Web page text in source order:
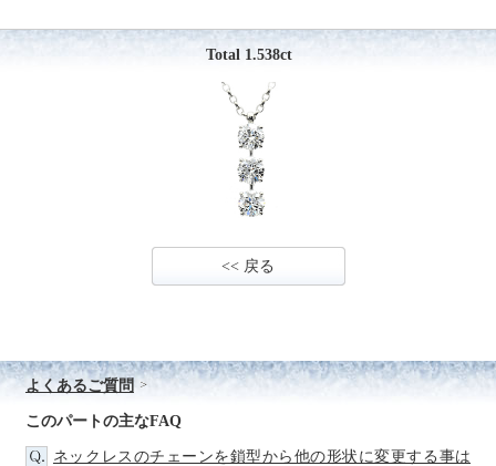
Total 1.538ct
<< 戻る
よくあるご質問
このパートの主なFAQ
ネックレスのチェーンを鎖型から他の形状に変更する事は